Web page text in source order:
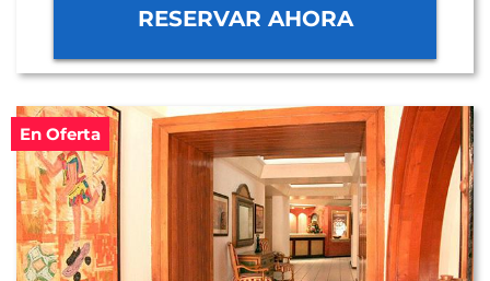
RESERVAR AHORA
En Oferta